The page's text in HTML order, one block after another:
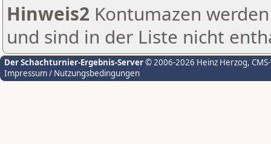
Hinweis2 Kontumazen
und sind in der Liste nicht
Der Schachturnier-Ergebnis-Server© 2006-2026 Heinz Herzog,
Impressum / Nutzungsbedingungen